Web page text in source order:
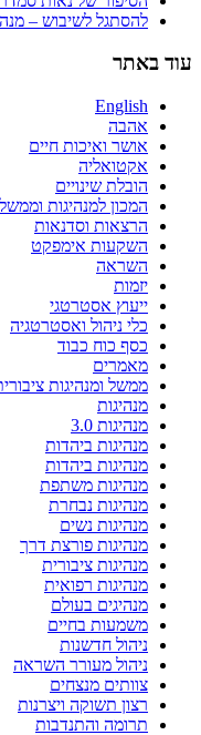
להסתגל לשיבוש –
עוד באתר
English
אהבה
אושר ואיכות חיים
אקטואליה
הובלת שינויים
המכון למנהיגות וממשל
הרצאות וסדנאות
השקעות אימפקט
השראה
יזמות
ייעוץ אסטרטגי
כלי ניהול ואסטרטגיה
כסף כוח כבוד
מאמרים
ממשל ומנהיגות
מנהיגות
מנהיגות 3.0
מנהיגות ביהדות
מנהיגות ביהדות
מנהיגות משתפת
מנהיגות נבחרת
מנהיגות נשים
מנהיגות פורצת דרך
מנהיגות ציבורית
מנהיגות רפואית
מנהיגים בעולם
משמעות בחיים
ניהול חדשנות
ניהול מעורר השראה
צוותים מנצחים
רצון תשוקה ויצרנות
תרומה והתנדבות